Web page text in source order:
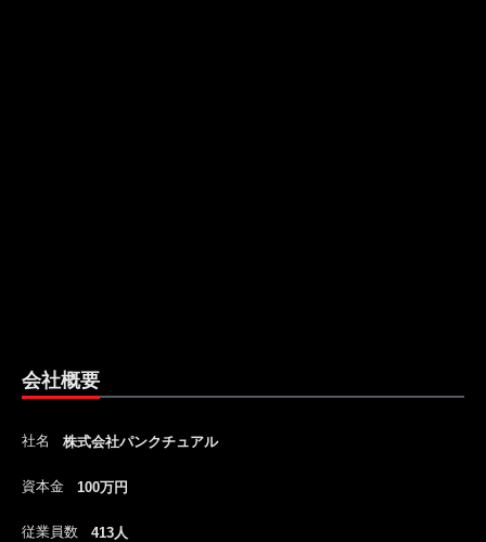
会社概要
社名 株式会社パンクチュアル
資本金 100万円
従業員数 413人